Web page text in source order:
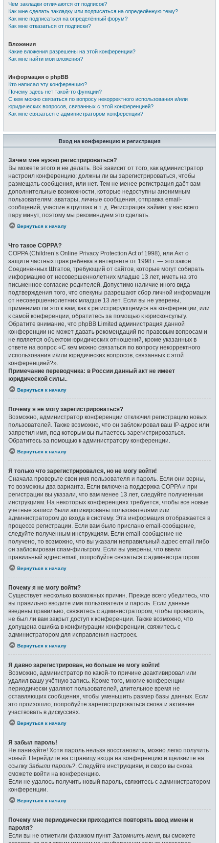
Чем закладки отличаются от подписок?
Как мне сделать закладку или подписаться на определённую тему?
Как мне подписаться на определённый форум?
Как мне отказаться от подписки?
Вложения
Какие вложения разрешены на этой конференции?
Как мне найти мои вложения?
Информация о phpBB
Кто написал эту конференцию?
Почему здесь нет такой-то функции?
С кем можно связаться по вопросу некорректного использования и/или
юридических вопросов, связанных с этой конференцией?
Как мне связаться с администратором конференции?
Вход на конференцию и регистрация
Зачем мне нужно регистрироваться?
Вы можете этого и не делать. Всё зависит от того, как администратор
настроил конференцию: должны ли вы зарегистрироваться, чтобы
размещать сообщения, или нет. Тем не менее регистрация даёт вам
дополнительные возможности, которые недоступны анонимным
пользователям: аватары, личные сообщения, отправка email-
сообщений, участие в группах и т. д. Регистрация займёт у вас всего
пару минут, поэтому мы рекомендуем это сделать.
Вернуться к началу
Что такое COPPA?
COPPA (Children’s Online Privacy Protection Act of 1998), или Акт о
защите частных прав ребёнка в интернете от 1998 г. — это закон
Соединённых Штатов, требующий от сайтов, которые могут собирать
информацию от несовершеннолетних младше 13 лет, иметь на это
письменное согласие родителей. Допустимо наличие иного вида
подтверждения того, что опекуны разрешают сбор личной информации
от несовершеннолетних младше 13 лет. Если вы не уверены,
применимо ли это к вам, как к регистрирующемуся на конференции, или
к самой конференции, обратитесь за помощью к юрисконсульту.
Обратите внимание, что phpBB Limited администрация данной
конференции не может давать рекомендаций по правовым вопросам и
не является объектом юридических отношений, кроме указанных в
ответе на вопрос «С кем можно связаться по вопросу некорректного
использования и/или юридических вопросов, связанных с этой
конференцией?».
Примечание переводчика: в России данный акт не имеет
юридической силы.
Вернуться к началу
Почему я не могу зарегистрироваться?
Возможно, администратор конференции отключил регистрацию новых
пользователей. Также возможно, что он заблокировал ваш IP-адрес или
запретил имя, под которым вы пытаетесь зарегистрироваться.
Обратитесь за помощью к администратору конференции.
Вернуться к началу
Я только что зарегистрировался, но не могу войти!
Сначала проверьте свои имя пользователя и пароль. Если они верны,
то возможны два варианта. Если включена поддержка COPPA и при
регистрации вы указали, что вам менее 13 лет, следуйте полученным
инструкциям. На некоторых конференциях требуется, чтобы все новые
учётные записи были активированы пользователями или
администратором до входа в систему. Эта информация отображается в
процессе регистрации. Если вам было прислано email-сообщение,
следуйте полученным инструкциям. Если email-сообщение не
получено, то возможно, что вы указали неправильный адрес email либо
он заблокирован спам-фильтром. Если вы уверены, что ввели
правильный адрес email, попробуйте связаться с администратором.
Вернуться к началу
Почему я не могу войти?
Существует несколько возможных причин. Прежде всего убедитесь, что
вы правильно вводите имя пользователя и пароль. Если данные
введены правильно, свяжитесь с администратором, чтобы проверить,
не был ли вам закрыт доступ к конференции. Также возможно, что
допущена ошибка в конфигурации конференции, свяжитесь с
администратором для исправления настроек.
Вернуться к началу
Я давно зарегистрирован, но больше не могу войти!
Возможно, администратор по какой-то причине деактивировал или
удалил вашу учётную запись. Кроме того, многие конференции
периодически удаляют пользователей, длительное время не
оставляющих сообщения, чтобы уменьшить размер базы данных. Если
это произошло, попробуйте зарегистрироваться снова и активнее
участвовать в дискуссиях.
Вернуться к началу
Я забыл пароль!
Не паникуйте! Хотя пароль нельзя восстановить, можно легко получить
новый. Перейдите на страницу входа на конференцию и щёлкните на
ссылку Забыли пароль? . Следуйте инструкциям, и скоро вы снова
сможете войти на конференцию.
Если не удалось получить новый пароль, свяжитесь с администратором
конференции.
Вернуться к началу
Почему мне периодически приходится повторять ввод имени и
пароля?
Если вы не отметили флажком пункт Запомнить меня , вы сможете